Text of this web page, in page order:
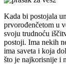
Kada bi postojala
prvorođenčetom u
svoju trudnoću
postoji. Ima nekih
ima saveta i koja
što je najkorisnije i